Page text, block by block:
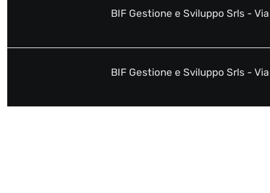
BIF Gestione e Sviluppo Srls -
BIF Gestione e Sviluppo Srls -